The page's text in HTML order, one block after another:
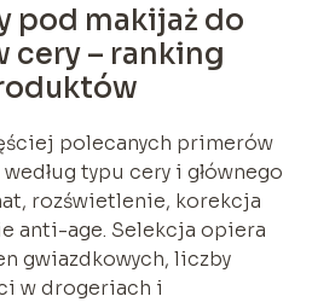
pod makijaż do
cery – ranking
polecanych primerów
typu cery i głównego
rozświetlenie, korekcja
anti-age. Selekcja opiera
gwiazdkowych, liczby
w drogeriach i